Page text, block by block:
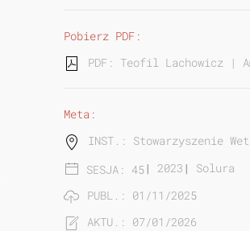
Pobierz PDF:
PDF: Teofil Lachowicz |
Meta:
INST.: Stowarzyszenie
SESJA: 45| 2023 | Solura
PUBL.: 01/11/2025
AKTU.: 07/01/2026